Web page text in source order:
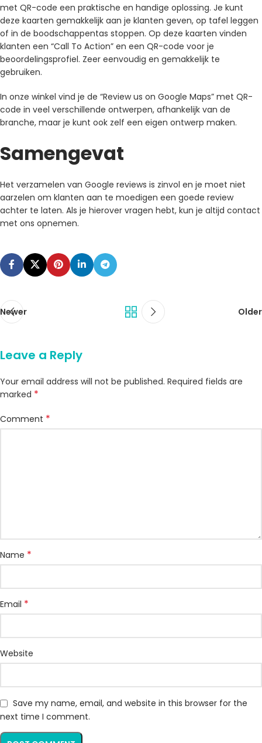
met QR-code een praktische en handige oplossing. Je kunt
deze kaarten gemakkelijk aan je klanten geven, op tafel leggen
of in de boodschappentas stoppen. Op deze kaarten vinden
klanten een “Call To Action” en een QR-code voor je
beoordelingsprofiel. Zeer eenvoudig en gemakkelijk te
gebruiken.
In onze winkel vind je de “Review us on Google Maps” met QR-
code in veel verschillende ontwerpen, afhankelijk van de
branche, maar je kunt ook zelf een eigen ontwerp maken.
Samengevat
Het verzamelen van Google reviews is zinvol en je moet niet
aarzelen om klanten aan te moedigen een goede review
achter te laten. Als je hierover vragen hebt, kun je altijd contact
met ons opnemen.
Newer Older
Leave a Reply
Your email address will not be published. Required fields are
marked *
Comment *
Name *
Email *
Website
Save my name, email, and website in this browser for the
next time I comment.